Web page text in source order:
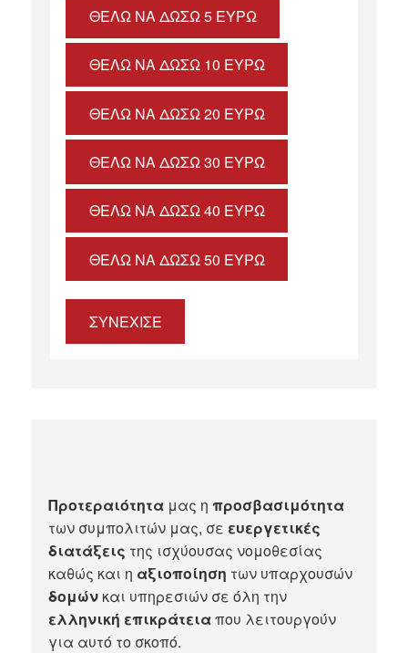
ΘΈΛΩ ΝΑ ΔΏΣΩ 5 ΕΥΡΏ
ΘΈΛΩ ΝΑ ΔΏΣΩ 10 ΕΥΡΏ
ΘΈΛΩ ΝΑ ΔΏΣΩ 20 ΕΥΡΏ
ΘΈΛΩ ΝΑ ΔΏΣΩ 30 ΕΥΡΏ
ΘΈΛΩ ΝΑ ΔΏΣΩ 40 ΕΥΡΏ
ΘΈΛΩ ΝΑ ΔΏΣΩ 50 ΕΥΡΏ
ΣΥΝΕΧΙΣΕ
Προτεραιότητα μας ηπροσβασιμότητα
των συμπολιτών μας, σε ευεργετικές
διατάξεις της ισχύουσας νομοθεσίας
καθώς και η αξιοποίηση των υπαρχουσών
δομών και υπηρεσιών σε όλη την
ελληνική επικράτειαπου λειτουργούν
για αυτό το σκοπό.​